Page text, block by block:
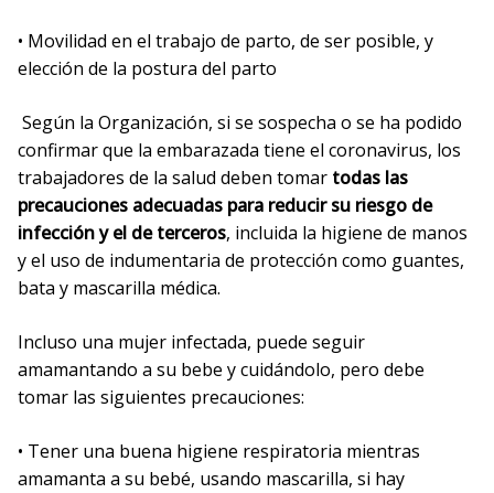
• Movilidad en el trabajo de parto, de ser posible, y
elección de la postura del parto
Según la Organización, si se sospecha o se ha podido
confirmar que la embarazada tiene el coronavirus, los
trabajadores de la salud deben tomar todas las
precauciones adecuadas para reducir su riesgo de
infección y el de terceros, incluida la higiene de manos
y el uso de indumentaria de protección como guantes,
bata y mascarilla médica.
Incluso una mujer infectada, puede seguir
amamantando a su bebe y cuidándolo, pero debe
tomar las siguientes precauciones:
• Tener una buena higiene respiratoria mientras
amamanta a su bebé, usando mascarilla, si hay